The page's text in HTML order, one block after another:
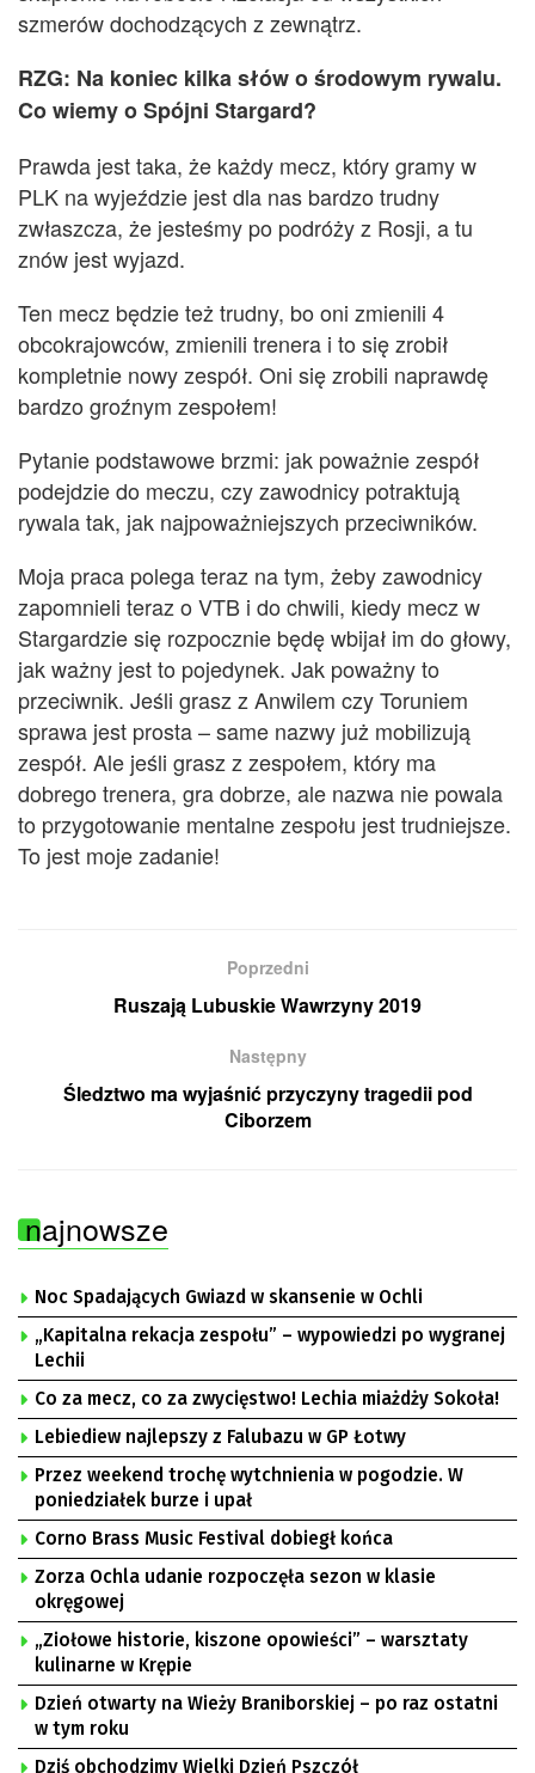
szmerów dochodzących z zewnątrz.
RZG: Na koniec kilka słów o środowym rywalu.
Co wiemy o Spójni Stargard?
Prawda jest taka, że każdy mecz, który gramy w
PLK na wyjeździe jest dla nas bardzo trudny
zwłaszcza, że jesteśmy po podróży z Rosji, a tu
znów jest wyjazd.
Ten mecz będzie też trudny, bo oni zmienili 4
obcokrajowców, zmienili trenera i to się zrobił
kompletnie nowy zespół. Oni się zrobili naprawdę
bardzo groźnym zespołem!
Pytanie podstawowe brzmi: jak poważnie zespół
podejdzie do meczu, czy zawodnicy potraktują
rywala tak, jak najpoważniejszych przeciwników.
Moja praca polega teraz na tym, żeby zawodnicy
zapomnieli teraz o VTB i do chwili, kiedy mecz w
Stargardzie się rozpocznie będę wbijał im do głowy,
jak ważny jest to pojedynek. Jak poważny to
przeciwnik. Jeśli grasz z Anwilem czy Toruniem
sprawa jest prosta – same nazwy już mobilizują
zespół. Ale jeśli grasz z zespołem, który ma
dobrego trenera, gra dobrze, ale nazwa nie powala
to przygotowanie mentalne zespołu jest trudniejsze.
To jest moje zadanie!
Poprzedni
Ruszają Lubuskie Wawrzyny 2019
Następny
Śledztwo ma wyjaśnić przyczyny tragedii pod
Ciborzem
najnowsze
Noc Spadających Gwiazd w skansenie w Ochli
„Kapitalna rekacja zespołu” – wypowiedzi po wygranej
Lechii
Co za mecz, co za zwycięstwo! Lechia miażdży Sokoła!
Lebiediew najlepszy z Falubazu w GP Łotwy
Przez weekend trochę wytchnienia w pogodzie. W
poniedziałek burze i upał
Corno Brass Music Festival dobiegł końca
Zorza Ochla udanie rozpoczęła sezon w klasie
okręgowej
„Ziołowe historie, kiszone opowieści” – warsztaty
kulinarne w Krępie
Dzień otwarty na Wieży Braniborskiej – po raz ostatni
w tym roku
Dziś obchodzimy Wielki Dzień Pszczół